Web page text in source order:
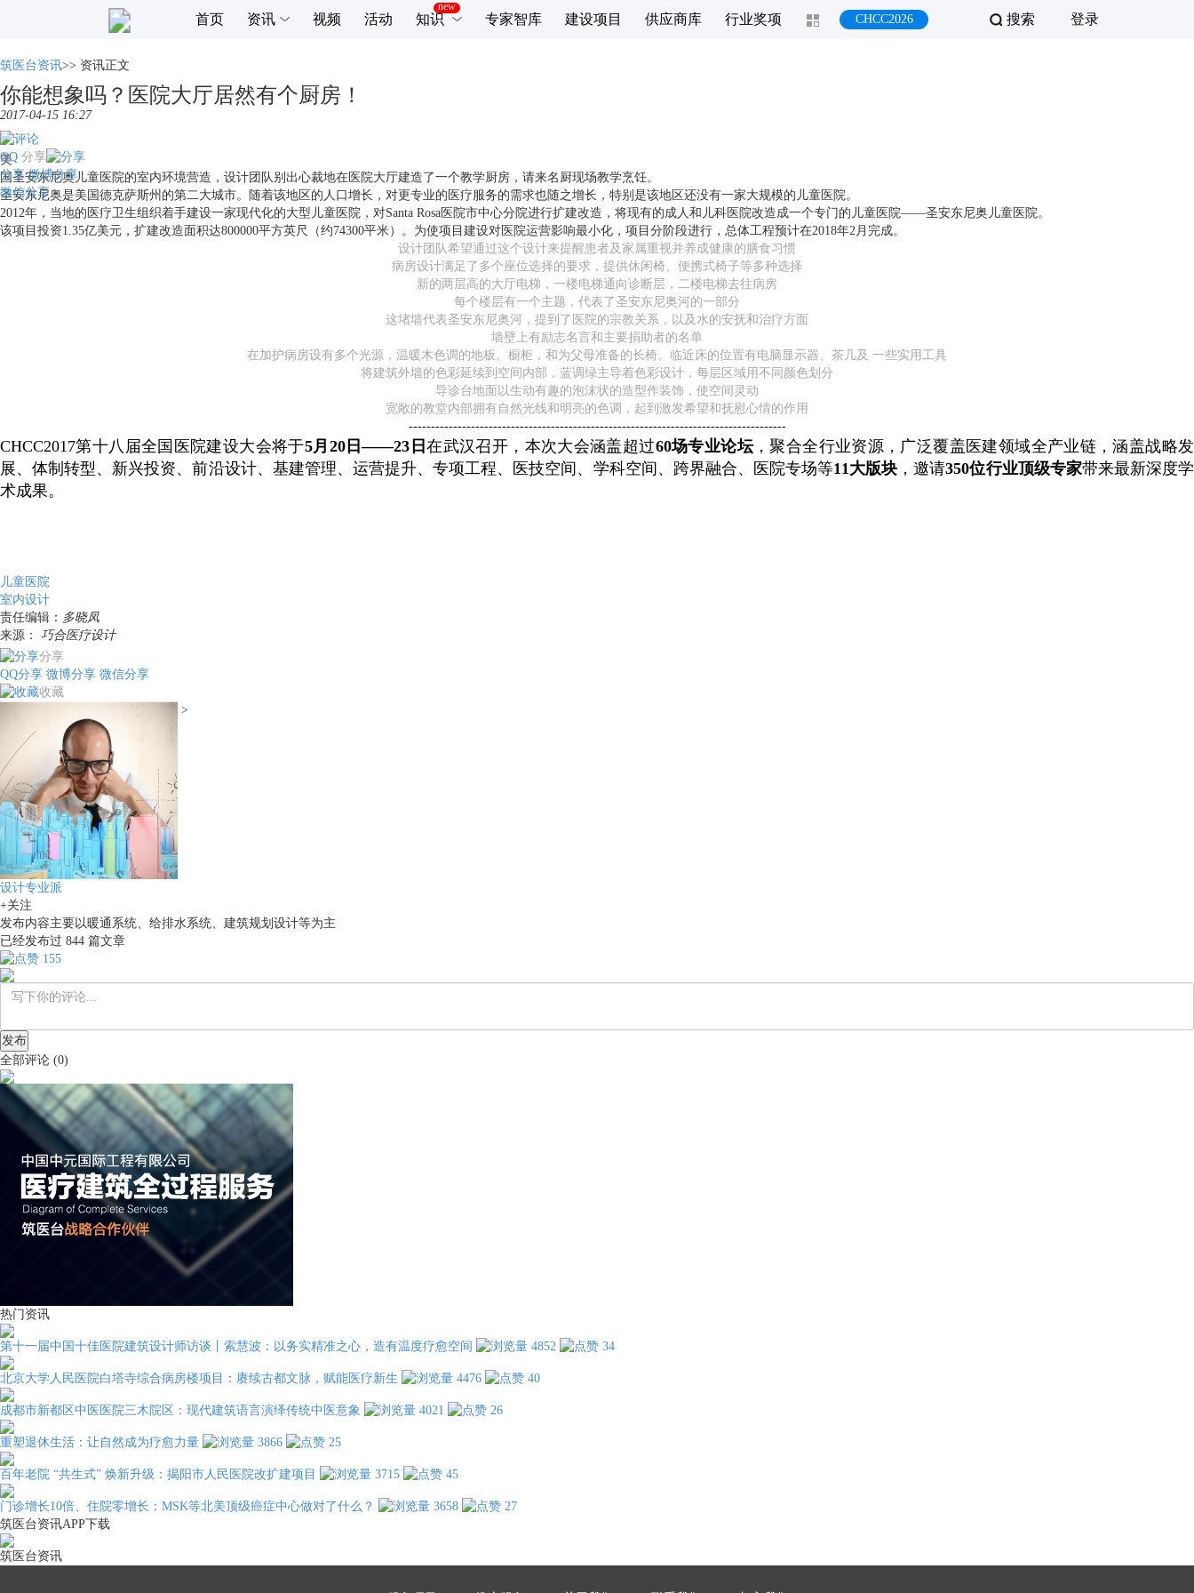
登录
搜索
首页 资讯 视频 活动 知识 专家智库 建设项目 供应商库 行业奖项 CHCC2026
筑医台资讯>> 资讯正文
你能想象吗？医院大厅居然有个厨房！
2017-04-15 16:27
分享
QQ
分享 微博分享
微信分享
美
国圣安东尼奥儿童医院的室内环境营造，设计团队别出心裁地在医院大厅建造了一个教学厨房，请来名厨现场教学烹饪。
圣安东尼奥是美国德克萨斯州的第二大城市。随着该地区的人口增长，对更专业的医疗服务的需求也随之增长，特别是该地区还没有一家大规模的儿童医院。
2012年，当地的医疗卫生组织着手建设一家现代化的大型儿童医院，对Santa Rosa医院市中心分院进行扩建改造，将现有的成人和儿科医院改造成一个专门的儿童医院——圣安东尼奥儿童医院。
该项目投资1.35亿美元，扩建改造面积达800000平方英尺（约74300平米）。为使项目建设对医院运营影响最小化，项目分阶段进行，总体工程预计在2018年2月完成。
设计团队希望通过这个设计来提醒患者及家属重视并养成健康的膳食习惯
病房设计满足了多个座位选择的要求，提供休闲椅、便携式椅子等多种选择
新的两层高的大厅电梯，一楼电梯通向诊断层，二楼电梯去往病房
每个楼层有一个主题，代表了圣安东尼奥河的一部分
这堵墙代表圣安东尼奥河，提到了医院的宗教关系，以及水的安抚和治疗方面
墙壁上有励志名言和主要捐助者的名单
在加护病房设有多个光源，温暖木色调的地板、橱柜，和为父母准备的长椅。临近床的位置有电脑显示器、茶几及 一些实用工具
将建筑外墙的色彩延续到空间内部，蓝调绿主导着色彩设计，每层区域用不同颜色划分
导诊台地面以生动有趣的泡沫状的造型作装饰，使空间灵动
宽敞的教堂内部拥有自然光线和明亮的色调，起到激发希望和抚慰心情的作用
-------------------------------------------------------------------------------------
CHCC2017第十八届全国医院建设大会将于5月20日——23日在武汉召开，本次大会涵盖超过60场专业论坛，聚合全行业资源，广泛覆盖医建领域全产业链，涵盖战略发
展、体制转型、新兴投资、前沿设计、基建管理、运营提升、专项工程、医技空间、学科空间、跨界融合、医院专场等11大版块 ，邀请350位行业顶级专家带来最新深度学
术成果。
儿童医院
室内设计
责任编辑： 多晓凤
来源：
巧合医疗设计
分享
QQ分享 微博分享 微信分享
收藏
>
设计专业派
+关注
发布内容主要以暖通系统、给排水系统、建筑规划设计等为主
已经发布过 844 篇文章
155
发布
全部评论 (0)
热门资讯
第十一届中国十佳医院建筑设计师访谈丨索慧波：以务实精准之心，造有温度疗愈空间 4852 34
北京大学人民医院白塔寺综合病房楼项目：赓续古都文脉，赋能医疗新生 4476 40
成都市新都区中医医院三木院区：现代建筑语言演绎传统中医意象 4021 26
重塑退休生活：让自然成为疗愈力量 3866 25
百年老院 “共生式” 焕新升级：揭阳市人民医院改扩建项目 3715 45
门诊增长10倍、住院零增长：MSK等北美顶级癌症中心做对了什么？ 3658
27
筑医台资讯APP下载
筑医台资讯